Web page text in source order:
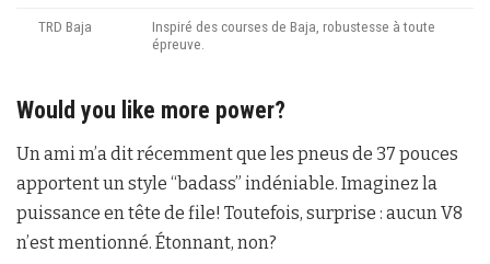
TRD Baja
Inspiré des courses de Baja, robustesse à toute
épreuve.
Would you like more power?
Un ami m’a dit récemment que les pneus de 37 pouces
apportent un style “badass” indéniable. Imaginez la
puissance en tête de file! Toutefois, surprise : aucun V8
n’est mentionné. Étonnant, non?